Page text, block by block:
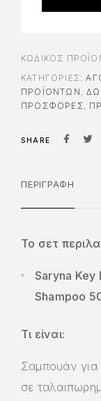
ΚΩΔΙΚΌΣ
ΚΑΤΗΓΟΡΊΕΣ:
ΠΡΟΪΌΝΤΩΝ
,
ΠΡΟΣΦΟΡΈΣ
SHARE
ΠΕΡΙΓΡΑΦΉ
Το σετ
Saryna Key
Shampoo
Τι είναι:
Σαμπουάν για
σε